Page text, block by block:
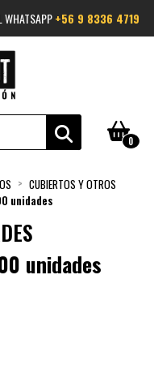
WHATSAPP+56 9 8336 4719
0
CUBIERTOS Y OTROS
unidades
unidades